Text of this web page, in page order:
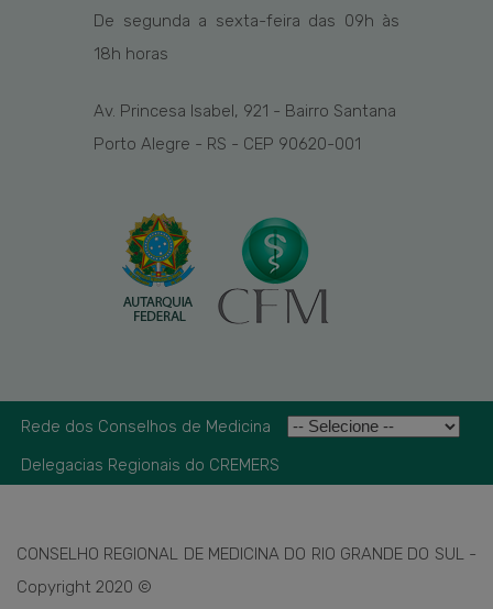
De segunda a sexta-feira das 09h às
18h horas
Av. Princesa Isabel, 921 - Bairro Santana
Porto Alegre - RS - CEP 90620-001
Rede dos Conselhos de Medicina
Delegacias Regionais do CREMERS
CONSELHO REGIONAL DE MEDICINA DO RIO GRANDE DO SUL -
Copyright 2020 ©